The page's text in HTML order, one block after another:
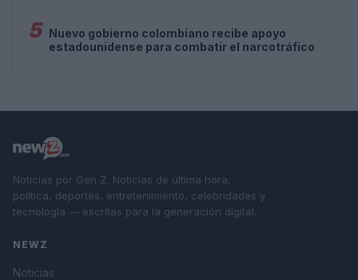
5 Nuevo gobierno colombiano recibe apoyo
estadounidense para combatir el narcotráfico
Noticias por Gen Z. Noticias de última hora,
política, deportes, entretenimiento, celebridades y
tecnología — escritas para la generación digital.
NEWZ
Noticias